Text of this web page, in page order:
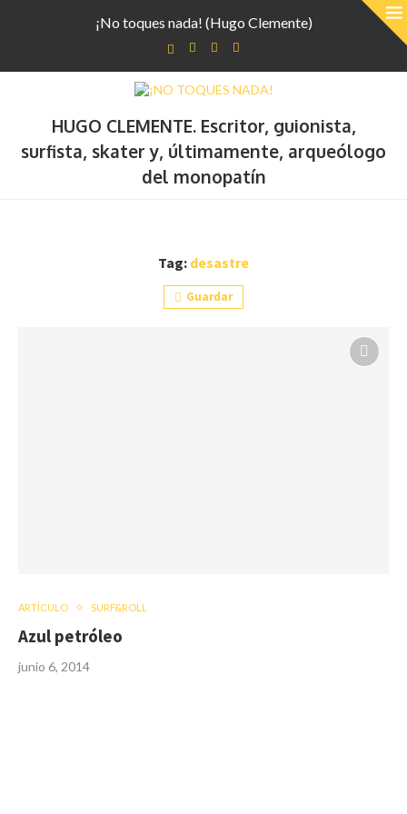
¡No toques nada! (Hugo Clemente)
HUGO CLEMENTE. Escritor, guionista,
surfista, skater y, últimamente, arqueólogo
del monopatín
Tag: desastre
Guardar
ARTÍCULO SURF&ROLL
Azul petróleo
junio 6, 2014